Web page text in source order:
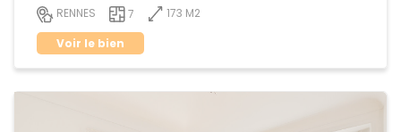
RENNES 7
173 M2
Voir le bien